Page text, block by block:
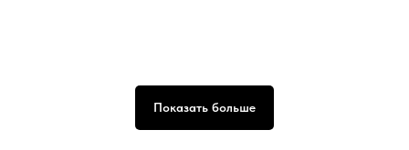
Показать больше